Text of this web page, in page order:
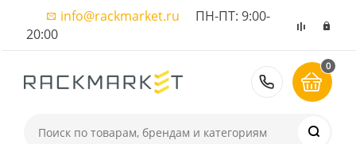
info@rackmarket.ru ПН-ПТ: 9:00-
20:00
8 (495)
0